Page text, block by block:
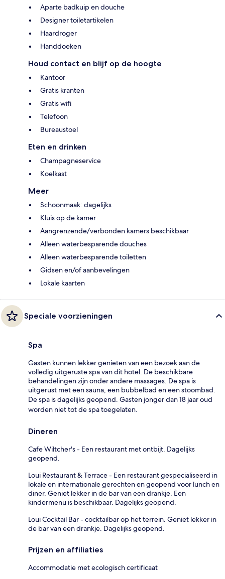
Aparte badkuip en douche
Designer toiletartikelen
Haardroger
Handdoeken
Houd contact en blijf op de hoogte
Kantoor
Gratis kranten
Gratis wifi
Telefoon
Bureaustoel
Eten en drinken
Champagneservice
Koelkast
Meer
Schoonmaak: dagelijks
Kluis op de kamer
Aangrenzende/verbonden kamers beschikbaar
Alleen waterbesparende douches
Alleen waterbesparende toiletten
Gidsen en/of aanbevelingen
Lokale kaarten
Speciale voorzieningen
Spa
Gasten kunnen lekker genieten van een bezoek aan de
volledig uitgeruste spa van dit hotel. De beschikbare
behandelingen zijn onder andere massages. De spa is
uitgerust met een sauna, een bubbelbad en een stoombad.
De spa is dagelijks geopend. Gasten jonger dan 18 jaar oud
worden niet tot de spa toegelaten.
Dineren
Cafe Wiltcher's - Een restaurant met ontbijt. Dagelijks
geopend.
Loui Restaurant & Terrace - Een restaurant gespecialiseerd in
lokale en internationale gerechten en geopend voor lunch en
diner. Geniet lekker in de bar van een drankje. Een
kindermenu is beschikbaar. Dagelijks geopend.
Loui Cocktail Bar - cocktailbar op het terrein. Geniet lekker in
de bar van een drankje. Dagelijks geopend.
Prijzen en affiliaties
Accommodatie met ecologisch certificaat